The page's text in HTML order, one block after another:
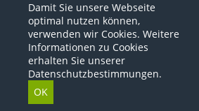
*alle Preise sind netto Preise
© 2012-2026 www.dropshipping-marktplatz.de
Damit Sie unsere Webseite
optimal nutzen können,
verwenden wir Cookies. Weitere
Informationen zu Cookies
erhalten Sie unserer
Datenschutzbestimmungen.
OK